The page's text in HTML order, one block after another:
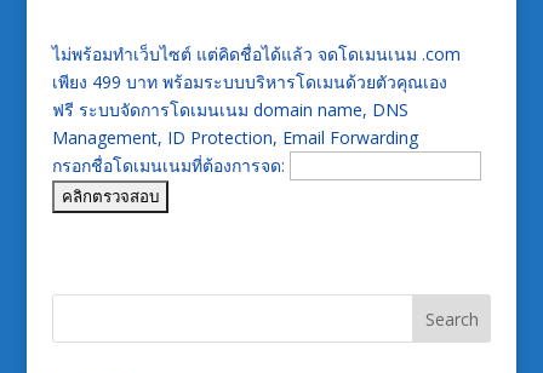
ไม่พร้อมทำเว็บไซต์ แต่คิดชื่อได้แล้ว จดโดเมนเนม .com
เพียง 499 บาท พร้อมระบบบริหารโดเมนด้วยตัวคุณเอง
ฟรี ระบบจัดการโดเมนเนม domain name, DNS
Management, ID Protection, Email Forwarding
กรอกชื่อโดเมนเนมที่ต้องการจด: